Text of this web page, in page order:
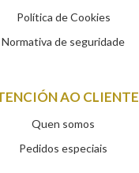
Política de Cookies
Normativa de seguridade
AO CLIENTE
Quen somos
Pedidos especiais